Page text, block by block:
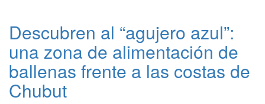
Descubren al “agujero azul”:
una zona de alimentación de
ballenas frente a las costas de
Chubut